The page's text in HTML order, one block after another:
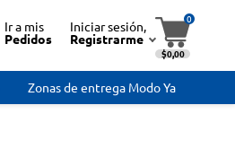
Ir a mis
Pedidos
Iniciar sesión,
Registrarme
0
$0,00
Zonas de entrega Modo Ya